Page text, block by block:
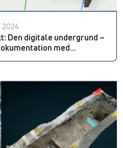
2024
Den digitale undergrund –
med...